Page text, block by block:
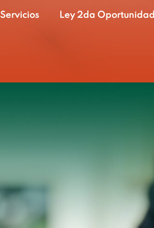
Servicios Ley 2da Oportunidad